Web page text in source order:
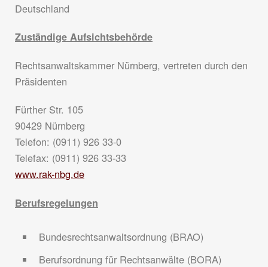
Deutschland
Zuständige Aufsichtsbehörde
Rechtsanwaltskammer Nürnberg, vertreten durch den
Präsidenten
Fürther Str. 105
90429 Nürnberg
Telefon: (0911) 926 33-0
Telefax: (0911) 926 33-33
www.rak-nbg.de
Berufsregelungen
Bundesrechtsanwaltsordnung (BRAO)
Berufsordnung für Rechtsanwälte (BORA)